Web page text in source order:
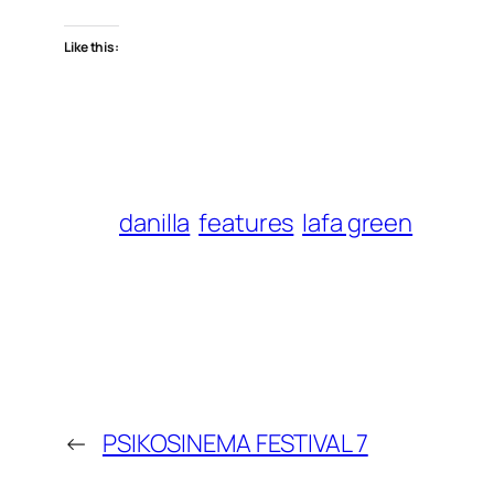
Like this:
danilla features lafa green
← PSIKOSINEMA FESTIVAL 7